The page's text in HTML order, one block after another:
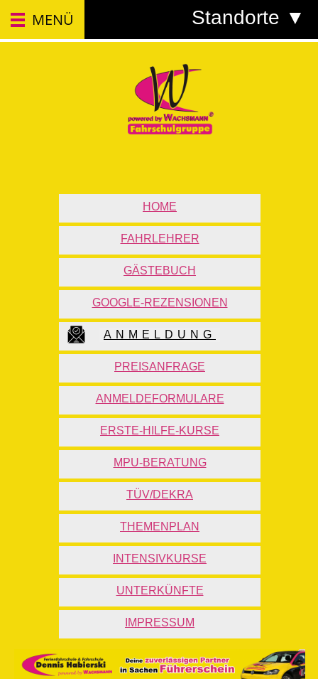
MENÜ Standorte ▼
HOME
FAHRLEHRER
GÄSTEBUCH
GOOGLE-REZENSIONEN
ANMELDUNG
PREISANFRAGE
ANMELDEFORMULARE
ERSTE-HILFE-KURSE
MPU-BERATUNG
TÜV/DEKRA
THEMENPLAN
INTENSIVKURSE
UNTERKÜNFTE
IMPRESSUM